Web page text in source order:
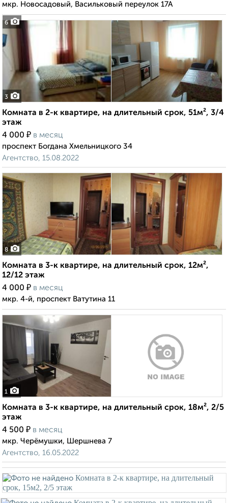
6
мкр. Новосадовый, Васильковый переулок 17А
3
Комната в 2-к квартире, на длительный срок, 51м², 3/4
этаж
4 000 ₽ в месяц
проспект Богдана Хмельницкого 34
Агентство, 15.08.2022
8
Комната в 3-к квартире, на длительный срок, 12м²,
12/12 этаж
4 000 ₽ в месяц
мкр. 4-й, проспект Ватутина 11
1
Комната в 3-к квартире, на длительный срок, 18м², 2/5
этаж
4 500 ₽ в месяц
мкр. Черёмушки, Шершнева 7
Агентство, 16.05.2022